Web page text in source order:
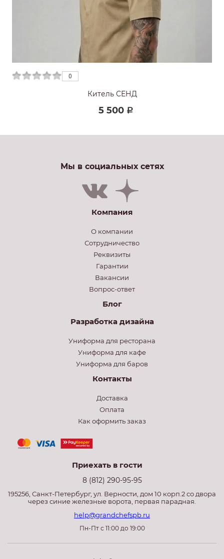
0
0
Китель СЕНД
5 500 Р
Мы в социальных сетях
Компания
О компании
Сотрудничество
Реквизиты
Гарантии
Вакансии
Вопрос-ответ
Блог
Разработка дизайна
Униформа для ресторана
Униформа для кафе
Униформа для баров
Контакты
Доставка
Оплата
Как оформить заказ
Приехать в гости
8 (812) 290-95-95
195256, Санкт-Петербург, ул. Верности, дом 10 корп.2 со двора
через синие железные ворота, первая парадная.
help@grandchefspb.ru
Пн-Пт с 11:00 до 19:00